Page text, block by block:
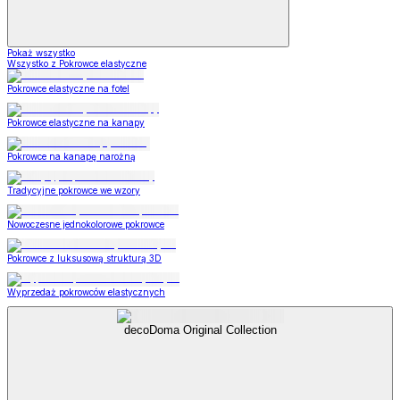
Pokaż wszystko
Wszystko z Pokrowce elastyczne
Pokrowce elastyczne na fotel
Pokrowce elastyczne na kanapy
Pokrowce na kanapę narożną
Tradycyjne pokrowce we wzory
Nowoczesne jednokolorowe pokrowce
Pokrowce z luksusową strukturą 3D
Wyprzedaż pokrowców elastycznych
decoDoma Original Collection